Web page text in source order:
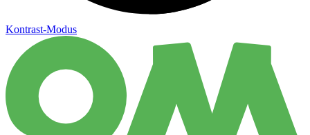
Kontrast-Modus